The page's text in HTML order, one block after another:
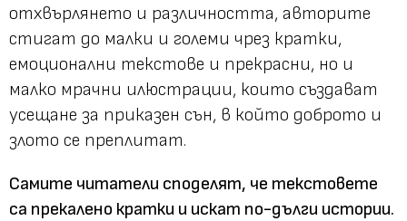
отхвърлянето и различността, авторите
стигат до малки и големи чрез кратки,
емоционални текстове и прекрасни, но и
малко мрачни илюстрации, които създават
усещане за приказен сън, в който доброто и
злото се преплитат.
Самите читатели споделят, че текстовете
са прекалено кратки и искат по-дълги истории.